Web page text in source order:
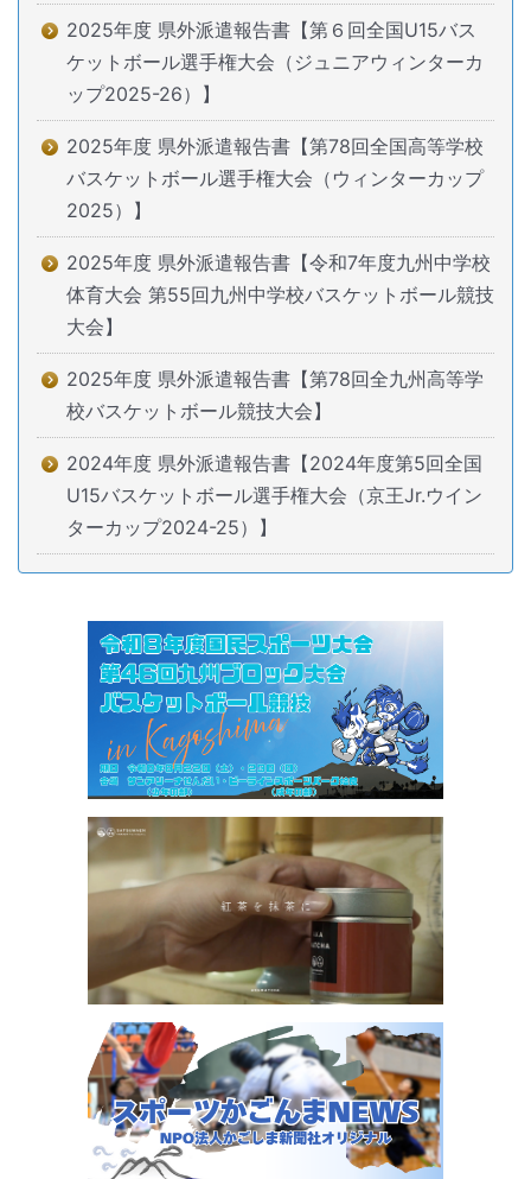
2025年度 県外派遣報告書【第６回全国U15バス
ケットボール選手権大会（ジュニアウィンターカ
ップ2025-26）】
2025年度 県外派遣報告書【第78回全国高等学校
バスケットボール選手権大会（ウィンターカップ
2025）】
2025年度 県外派遣報告書【令和7年度九州中学校
体育大会 第55回九州中学校バスケットボール競技
大会】
2025年度 県外派遣報告書【第78回全九州高等学
校バスケットボール競技大会】
2024年度 県外派遣報告書【2024年度第5回全国
U15バスケットボール選手権大会（京王Jr.ウイン
ターカップ2024-25）】